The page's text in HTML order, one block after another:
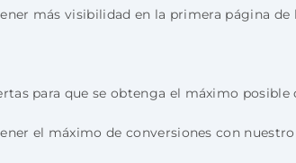
más visibilidad en la primera página
para que se obtenga el máximo
el máximo de conversiones con